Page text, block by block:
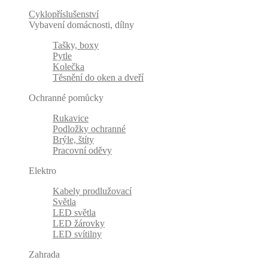
Cyklopříslušenství
Vybavení domácnosti, dílny
Tašky, boxy
Pytle
Kolečka
Těsnění do oken a dveří
Ochranné pomůcky
Rukavice
Podložky ochranné
Brýle, štíty
Pracovní oděvy
Elektro
Kabely prodlužovací
Světla
LED světla
LED žárovky
LED svítilny
Zahrada